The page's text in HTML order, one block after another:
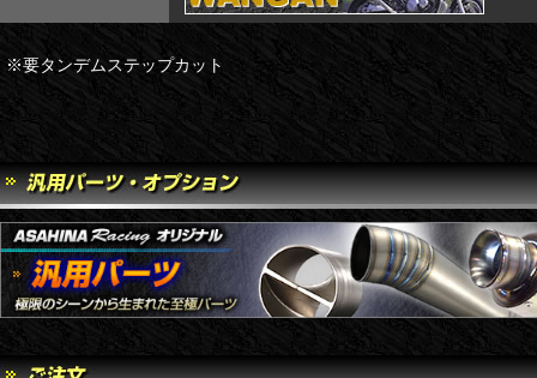
※要タンデムステップカット